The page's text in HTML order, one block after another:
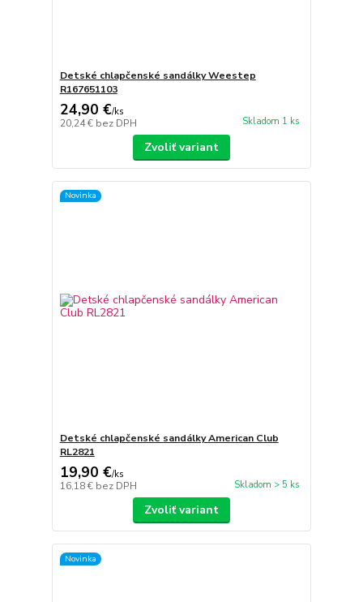
Detské chlapčenské sandálky Weestep
R167651103
24,90 €/ks
20,24 € bez DPH Skladom 1 ks
Zvoliť variant
Novinka
Detské chlapčenské sandálky American Club
RL2821
19,90 €/ks
16,18 € bez DPH Skladom > 5 ks
Zvoliť variant
Novinka